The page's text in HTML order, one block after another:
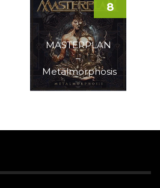
MASTERPLAN
–
Metalmorphosis
8